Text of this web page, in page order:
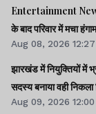
Entertainment News :
Aug 08, 2026
झारखंड में नियुक्तियों में
सदस्य बनाया वही निकला
Aug 09, 2026